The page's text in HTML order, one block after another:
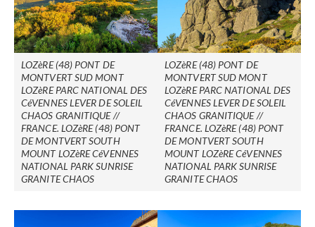
LOZèRE (48) PONT DE
MONTVERT SUD MONT
LOZèRE PARC NATIONAL DES
CéVENNES LEVER DE SOLEIL
CHAOS GRANITIQUE //
FRANCE. LOZèRE (48) PONT
DE MONTVERT SOUTH
MOUNT LOZèRE CéVENNES
NATIONAL PARK SUNRISE
GRANITE CHAOS
LOZèRE (48) PONT DE
MONTVERT SUD MONT
LOZèRE PARC NATIONAL DES
CéVENNES LEVER DE SOLEIL
CHAOS GRANITIQUE //
FRANCE. LOZèRE (48) PONT
DE MONTVERT SOUTH
MOUNT LOZèRE CéVENNES
NATIONAL PARK SUNRISE
GRANITE CHAOS